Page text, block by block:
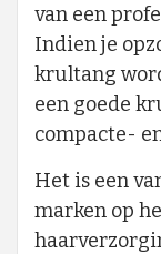
van een
Indien je
krultang
een goede
compacte-
Het is een
marken op